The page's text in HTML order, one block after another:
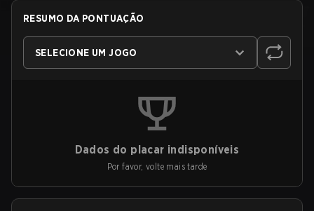
RESUMO DA PONTUAÇÃO
SELECIONE UM JOGO
Dados do placar indisponíveis
Por favor, volte mais tarde